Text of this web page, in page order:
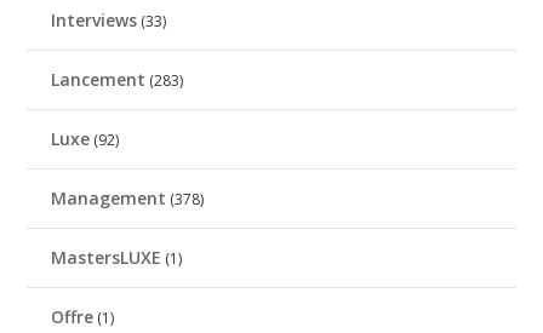
Interviews (33)
Lancement (283)
Luxe (92)
Management (378)
MastersLUXE (1)
Offre (1)